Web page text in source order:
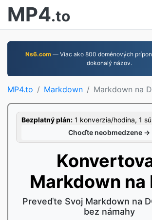
MP4.to
Ns6.com — Viac ako 800 doménových
dokonalý názov.
MP4.to Markdown Markdown na
Bezplatný plán: 1 konverzia/hodina, 1
Choďte neobmedzene →
Markdown na
Preveďte Svoj Markdown na
bez námahy